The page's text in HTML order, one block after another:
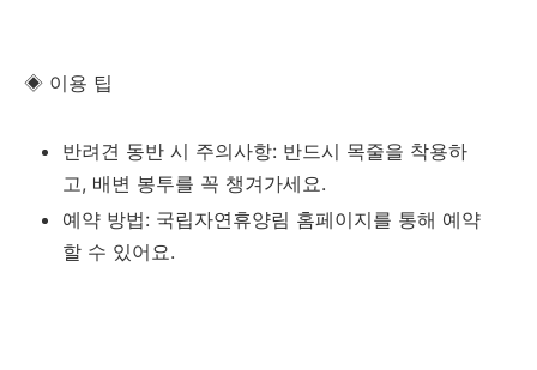
◈ 이용 팁
반려견 동반 시 주의사항: 반드시 목줄을 착용하
고, 배변 봉투를 꼭 챙겨가세요.
예약 방법: 국립자연휴양림 홈페이지를 통해 예약
할 수 있어요.